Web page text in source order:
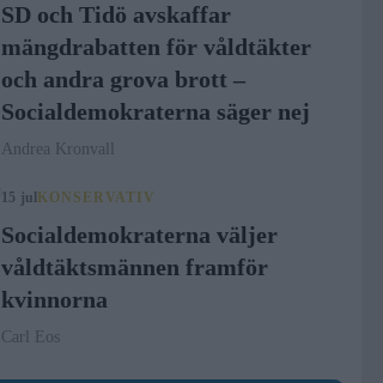
SD och Tidö avskaffar
mängdrabatten för våldtäkter
och andra grova brott –
Socialdemokraterna säger nej
Andrea Kronvall
15 jul KONSERVATIV
Socialdemokraterna väljer
våldtäktsmännen framför
kvinnorna
Carl Eos